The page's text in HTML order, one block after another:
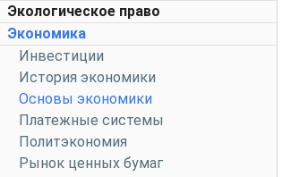
Экологическое право
Экономика
Инвестиции
История экономики
Основы экономики
Платежные системы
Политэкономия
Рынок ценных бумаг